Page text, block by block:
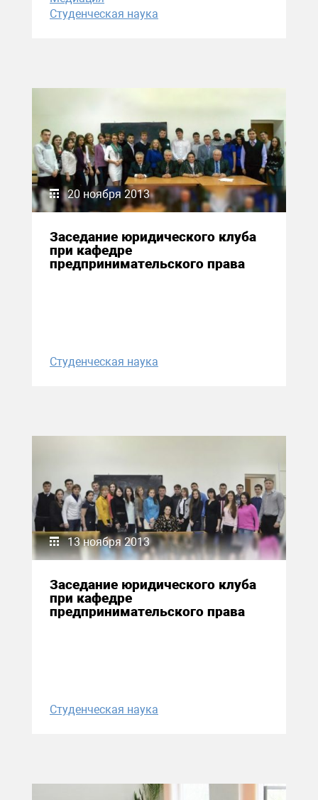
Студенческая наука
20 ноября 2013
Заседание юридического клуба
при кафедре
предпринимательского права
Студенческая наука
13 ноября 2013
Заседание юридического клуба
при кафедре
предпринимательского права
Студенческая наука